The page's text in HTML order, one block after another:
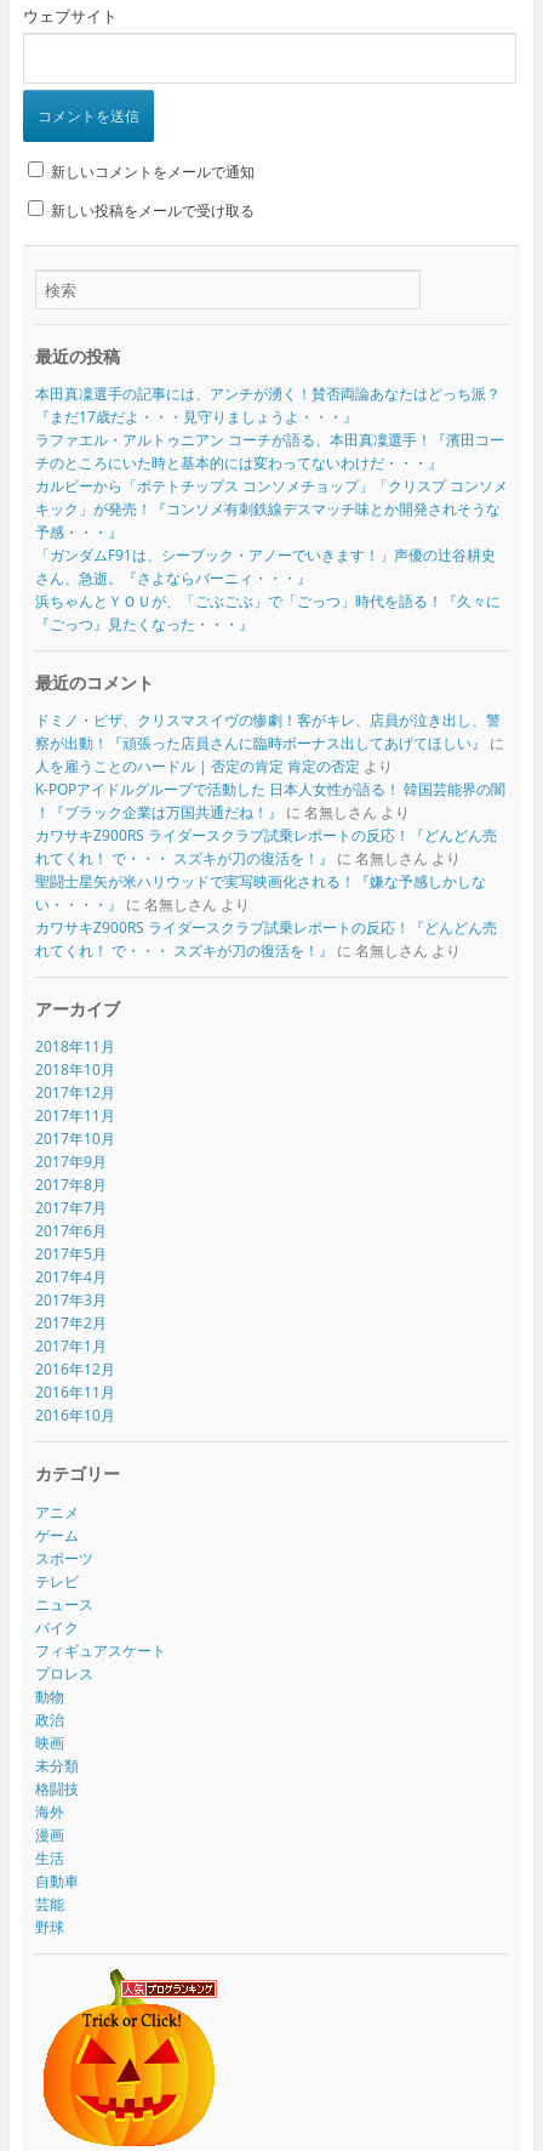
ウェブサイト
新しいコメントをメールで通知
新しい投稿をメールで受け取る
最近の投稿
本田真凜選手の記事には、アンチが湧く！賛否両論あなたはどっち派？
『まだ17歳だよ・・・見守りましょうよ・・・』
ラファエル・アルトゥニアン コーチが語る、本田真凜選手！『濱田コー
チのところにいた時と基本的には変わってないわけだ・・・』
カルビーから「ポテトチップス コンソメチョップ」「クリスプ コンソメ
キック」が発売！『コンソメ有刺鉄線デスマッチ味とか開発されそうな
予感・・・』
「ガンダムF91は、シーブック・アノーでいきます！」声優の辻谷耕史
さん、急逝。『さよならバーニィ・・・』
浜ちゃんとＹＯＵが、「ごぶごぶ」で「ごっつ」時代を語る！『久々に
『ごっつ』見たくなった・・・』
最近のコメント
ドミノ・ピザ、クリスマスイヴの惨劇！客がキレ、店員が泣き出し、警
察が出動！『頑張った店員さんに臨時ボーナス出してあげてほしい』
に
人を雇うことのハードル | 否定の肯定 肯定の否定 より
K-POPアイドルグループで活動した 日本人女性が語る！ 韓国芸能界の闇
！『ブラック企業は万国共通だね！』
に 名無しさん より
カワサキZ900RS ライダースクラブ試乗レポートの反応！『どんどん売
れてくれ！ で・・・ スズキが刀の復活を！』
に 名無しさん より
聖闘士星矢が米ハリウッドで実写映画化される！『嫌な予感しかしな
い・・・・』
に 名無しさん より
カワサキZ900RS ライダースクラブ試乗レポートの反応！『どんどん売
れてくれ！ で・・・ スズキが刀の復活を！』
に 名無しさん より
アーカイブ
2018年11月
2018年10月
2017年12月
2017年11月
2017年10月
2017年9月
2017年8月
2017年7月
2017年6月
2017年5月
2017年4月
2017年3月
2017年2月
2017年1月
2016年12月
2016年11月
2016年10月
カテゴリー
アニメ
ゲーム
スポーツ
テレビ
ニュース
バイク
フィギュアスケート
プロレス
動物
政治
映画
未分類
格闘技
海外
漫画
生活
自動車
芸能
野球